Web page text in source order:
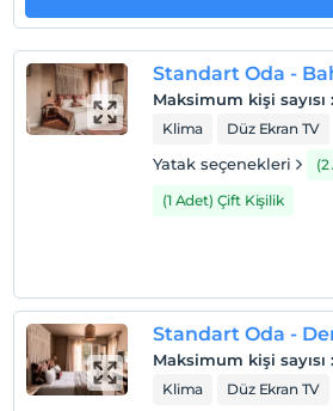
En erken saat 14:00 ve sonrası
Check/out
En geç saat 12:00 ve öncesi
Evcil hayvan kabul edilmemektedir.
Çocuklar
Tesisimizde 17 yaş altı çocuklar
Standart Oda -
Maksimum kişi sayısı :
Klima Düz Ekran TV
Yatak seçenekleri
(1 Adet) Çift Kişilik
Standart Oda -
Maksimum kişi sayısı :
Klima Düz Ekran TV